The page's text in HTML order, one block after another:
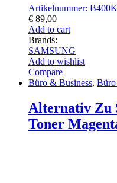
Artikelnummer:
€ 89,00
Add to cart
Brands:
SAMSUNG
Add to wishlist
Compare
Büro & Business,
Alternativ Zu
Toner